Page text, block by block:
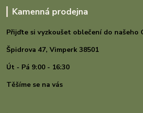
Kamenná prodejna
Přijďte si vyzkoušet oblečení do našeho
Špidrova 47,Vimperk 38501
Út - Pá 9:00 - 16:30
Těšíme se na vás